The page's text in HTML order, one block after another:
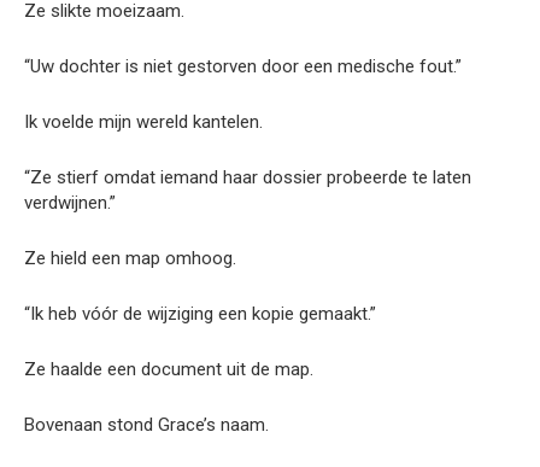
Ze slikte moeizaam.
“Uw dochter is niet gestorven door een medische fout.”
Ik voelde mijn wereld kantelen.
“Ze stierf omdat iemand haar dossier probeerde te laten
verdwijnen.”
Ze hield een map omhoog.
“Ik heb vóór de wijziging een kopie gemaakt.”
Ze haalde een document uit de map.
Bovenaan stond Grace’s naam.